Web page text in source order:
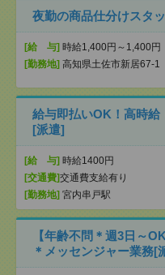
夜勤の商品仕分けスタ
[給 与] 時給1,400円～1,400円
[勤務地] 高知県土佐市新居67-1
給与即払いOK！高時給
[派遣]
[給 与] 時給1400円
[交通費]交通費支給有り
[勤務地] 宮内串戸駅
【年齢不問＊週3日～
＊メッセンジャー業務[